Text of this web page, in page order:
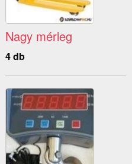
Nagy mérleg
4 db